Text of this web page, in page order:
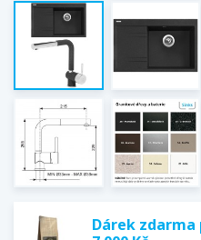
Dárek zdarma